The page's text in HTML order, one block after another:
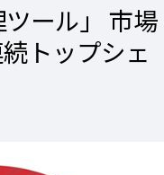
ツール」 市場
トップシェ